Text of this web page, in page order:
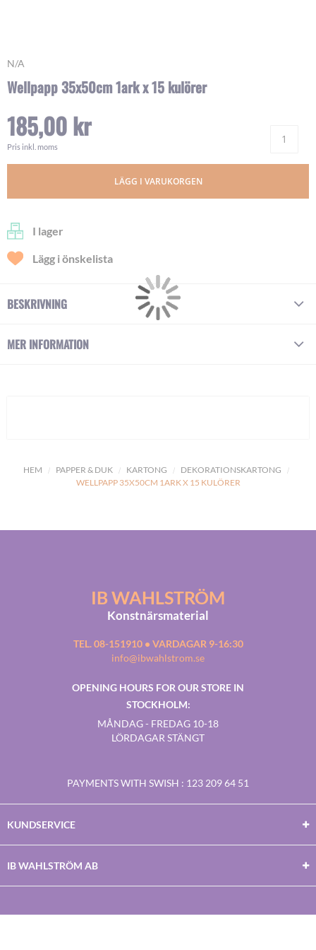
HEM PAPPER & DUK KARTONG
DEKORATIONSKARTONG
WELLPAPP 35X50CM 1ARK X 15 KULÖRER
N/A
Wellpapp 35x50cm 1ark x 15 kulörer
185,00 kr
Pris inkl. moms
LÄGG I VARUKORGEN
I lager
Lägg i önskelista
Skip
the
of
the
images
BESKRIVNING
MER INFORMATION
IB WAHLSTRÖM
Konstnärsmaterial
TEL. 08-151910 • VARDAGAR 9-16:30
info@ibwahlstrom.se
OPENING HOURS FOR OUR STORE IN
STOCKHOLM:
MÅNDAG - FREDAG 10-18
LÖRDAGAR STÄNGT
PAYMENTS WITH SWISH : 123 209 64 51
KUNDSERVICE
IB WAHLSTRÖM AB
Facebook
TwitterYoutubeInstagram